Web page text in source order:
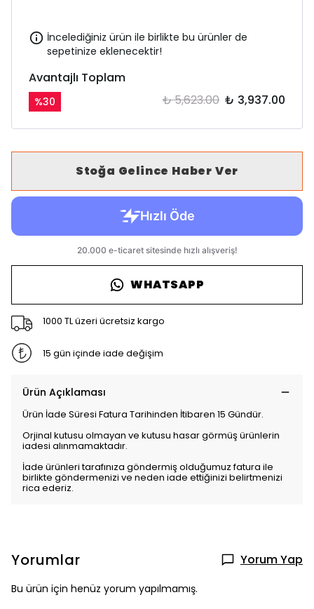
İncelediğiniz ürün ile birlikte bu ürünler de
sepetinize eklenecektir!
Avantajlı Toplam
%30 ₺ 5,623.00 ₺ 3,937.00
Stoğa Gelince Haber Ver
WHATSAPP
1000 TL üzeri ücretsiz kargo
15 gün içinde iade değişim
Ürün Açıklaması
Ürün İade Süresi Fatura Tarihinden İtibaren 15 Gündür.
Orjinal kutusu olmayan ve kutusu hasar görmüş ürünlerin
iadesi alınmamaktadır.
İade ürünleri tarafınıza göndermiş olduğumuz fatura ile
birlikte göndermenizi ve neden iade ettiğinizi belirtmenizi
rica ederiz.
Yorumlar Yorum Yap
Bu ürün için henüz yorum yapılmamış.